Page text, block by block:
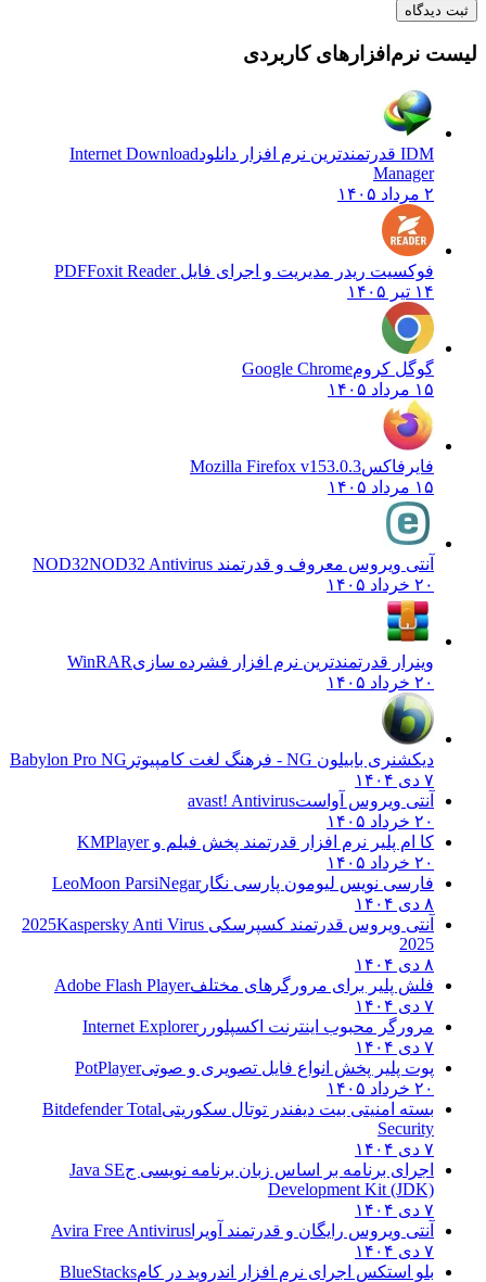
نرم‌افزارهای کاربردی
Internet Download
Manager
فوکسیت ریدر مدیریت و اجرای فایل PDF Foxit Reader
گوگل کروم Google Chrome
فایرفاکسMozilla Firefox v153.0.3
آنتی ویروس معروف و قدرتمند NOD32 NOD32 Antivirus
وینرار قدرتمندترین نرم افزار فشرده سازیWinRAR
دیکشنری بابیلون NG - فرهنگ لغت کامپیوتر
Babylon Pro NG
آنتی ویروس آواستavast! Antivirus
کا ام پلیر نرم افزار قدرتمند پخش فیلم وKMPlayer
فارسی نویس لیومون پارسی نگار LeoMoon ParsiNegar
آنتی ویروس قدرتمند کسپرسکی 2025Kaspersky Anti Virus
فلش پلیر برای مرورگرهای مختلفAdobe Flash Player
مرورگر محبوب اینترنت اکسپلوررInternet Explorer
پوت پلیر پخش انواع فایل تصویری و صوتیPotPlayer
بسته امنیتی بیت دیفندر توتال سکوریتیBitdefender Total
Security
اجرای برنامه بر اساس زبان برنامه نویسی جJava SE
Development Kit (JDK)
آنتی ویروس رایگان و قدرتمند آویراAvira Free Antivirus
بلو استکس اجرای نرم افزار اندروید در کامBlueStacks